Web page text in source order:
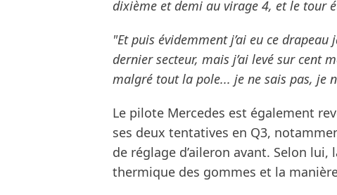
dixième et demi au virage 4, et le tour
"Et puis évidemment j’ai eu ce
dernier secteur, mais j’ai levé sur cent
malgré tout la pole... je ne sais pas, je
Le pilote Mercedes est également
ses deux tentatives en Q3,
de réglage d’aileron avant. Selon
thermique des gommes et la